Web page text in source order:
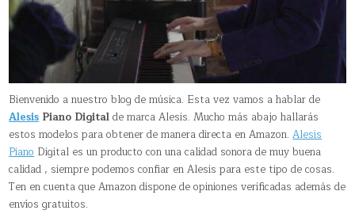
Bienvenido a nuestro blog de música. Esta vez vamos a hablar de
AlesisPiano Digitalde marca Alesis. Mucho más abajo hallarás
estos modelos para obtener de manera directa en Amazon.Alesis
PianoDigital es un producto con una calidad sonora de muy buena
calidad , siempre podemos confiar en Alesis para este tipo de cosas.
Ten en cuenta que Amazon dispone de opiniones verificadas además de
envíos gratuitos.